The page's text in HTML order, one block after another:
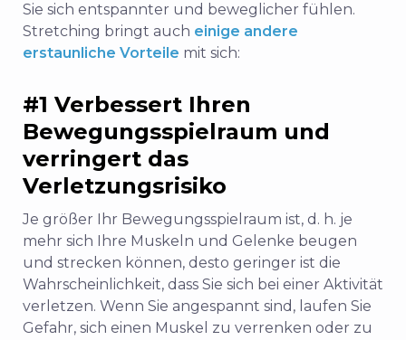
Sie sich entspannter und beweglicher fühlen.
Stretching bringt auch einige andere
erstaunliche Vorteile mit sich:
#1 Verbessert Ihren
Bewegungsspielraum und
verringert das
Verletzungsrisiko
Je größer Ihr Bewegungsspielraum ist, d. h. je
mehr sich Ihre Muskeln und Gelenke beugen
und strecken können, desto geringer ist die
Wahrscheinlichkeit, dass Sie sich bei einer Aktivität
verletzen. Wenn Sie angespannt sind, laufen Sie
Gefahr, sich einen Muskel zu verrenken oder zu